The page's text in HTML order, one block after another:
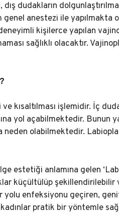
dudakların
anestezi ile yapılmakta
kişilerce yapılan
sağlıklı olacaktır.
kısaltılması işlemidir. İç
yol açabilmektedir. Bunun
neden olabilmektedir.
estetiği anlamına gelen
küçültülüp şekillendirilebilir
yolu enfeksiyonu geçiren,
pratik bir yöntemle